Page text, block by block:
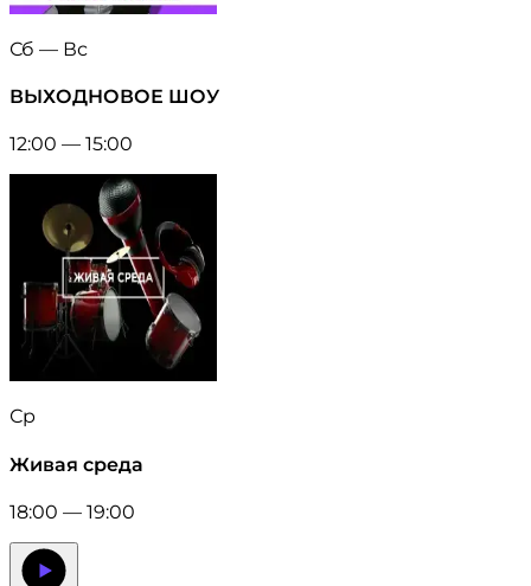
Сб — Вс
ВЫХОДНОВОЕ ШОУ
12:00 — 15:00
Ср
Живая среда
18:00 — 19:00